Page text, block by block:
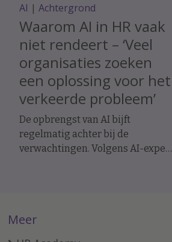
AI | Achtergrond
Waarom AI in HR vaak
niet rendeert – ‘Veel
organisaties zoeken
een oplossing voor het
verkeerde probleem’
De opbrengst van AI bijft
regelmatig achter bij de
verwachtingen. Volgens AI-expert
Meer